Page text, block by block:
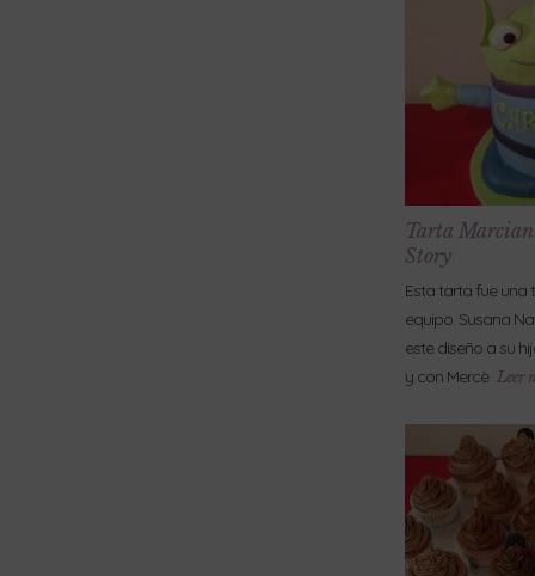
Tarta
Story
Esta tarta fue una
equipo. Susana
este diseño a su
y con Mercè Leer